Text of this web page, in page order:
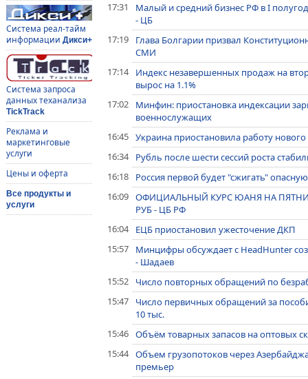
Система реал-тайм
информации Дикси+
Система запроса
данных теханализа
TickTrack
Реклама и
маркетинговые
услуги
Цены и оферта
Все продукты и
услуги
17:31
Малый и средний бизнес РФ в I
- ЦБ
17:19
Глава Болгарии призвал
СМИ
17:14
Индекс незавершенных продаж на
вырос на 1.1%
17:02
Минфин: приостановка индексации
военнослужащих
16:45 Украина приостановила работу
16:34
Рубль после шести сессий роста
16:18
Россия первой будет "сжигать"
16:09 ОФИЦИАЛЬНЫЙ КУРС ЮАНЯ НА
РУБ - ЦБ РФ
16:04
ЕЦБ приостановил ужесточение ДКП
15:57
Минцифры обсуждает с HeadHunter
- Шадаев
15:52
Число повторных обращений по
15:47
Число первичных обращений за
10 тыс.
15:46 Объём товарных запасов на оптовых
15:44 Объем грузопотоков через
премьер